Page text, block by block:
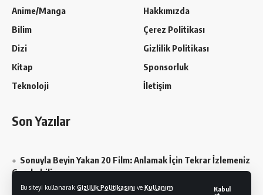
Bu siteyi kullanarak Gizlilik Politikasını ve Kullanım
Kabul
Anime/Manga
Bilim
Dizi
Kitap
Teknoloji
Hakkımızda
Çerez Politikası
Gizlilik Politikası
Sponsorluk
İletişim
Son Yazılar
Sonuyla Beyin Yakan 20 Film: Anlamak İçin Tekrar İzlemeniz
Gerekebilir